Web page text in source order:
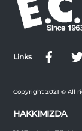
Links
Copyright 2021 © All
HAKKIMIZDA